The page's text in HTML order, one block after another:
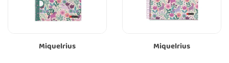
Miquelrius Miquelrius